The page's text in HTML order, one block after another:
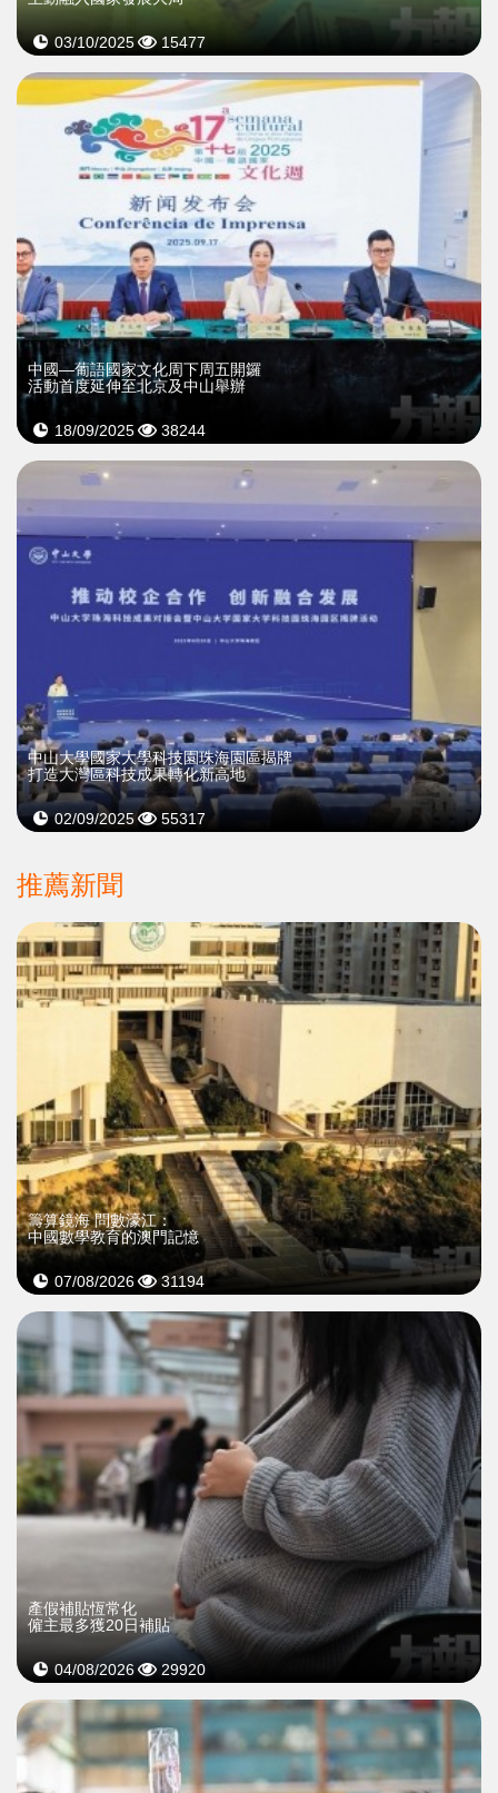
03/10/2025 15477
中國—葡語國家文化周下周五開鑼
活動首度延伸至北京及中山舉辦
18/09/2025 38244
中山大學國家大學科技園珠海園區揭牌
打造大灣區科技成果轉化新高地
02/09/2025 55317
推薦新聞
籌算鏡海 問數濠江：
中國數學教育的澳門記憶
07/08/2026 31194
產假補貼恆常化
僱主最多獲20日補貼
04/08/2026 29920